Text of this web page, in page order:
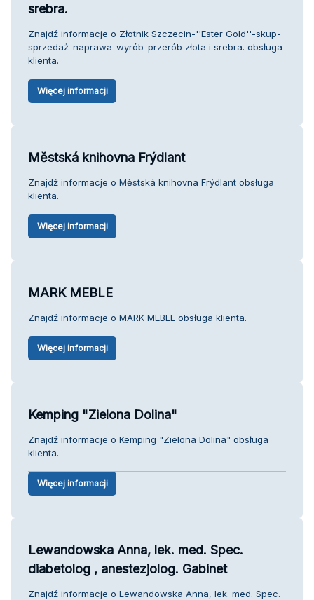
srebra.
Znajdź informacje o Złotnik Szczecin-''Ester Gold''-skup-
sprzedaż-naprawa-wyrób-przerób złota i srebra. obsługa
klienta.
Więcej informacji
Městská knihovna Frýdlant
Znajdź informacje o Městská knihovna Frýdlant obsługa
klienta.
Więcej informacji
MARK MEBLE
Znajdź informacje o MARK MEBLE obsługa klienta.
Więcej informacji
Kemping "Zielona Dolina"
Znajdź informacje o Kemping "Zielona Dolina" obsługa
klienta.
Więcej informacji
Lewandowska Anna, lek. med. Spec.
diabetolog , anestezjolog. Gabinet
Znajdź informacje o Lewandowska Anna, lek. med. Spec.